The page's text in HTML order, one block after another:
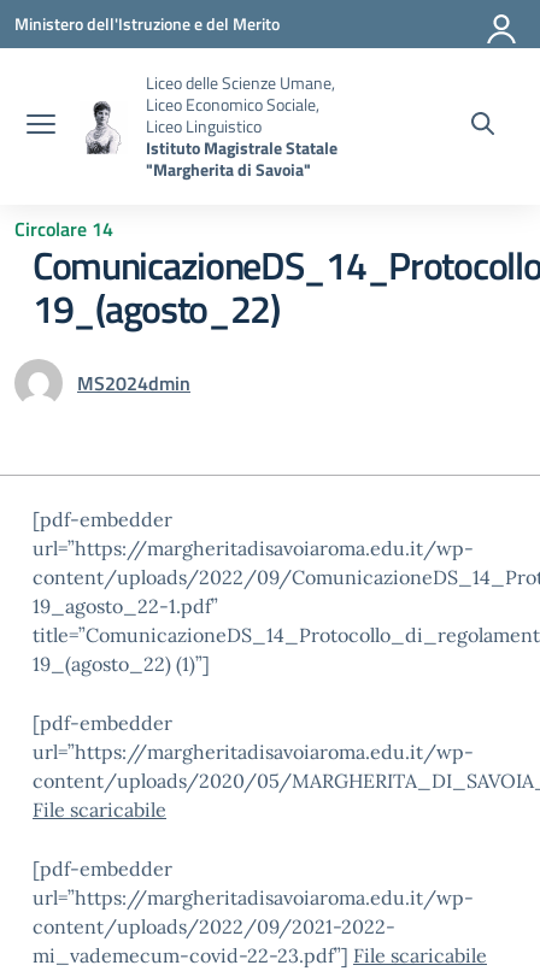
Vai ai contenuti
Vai al menu di navigazione
Vai al footer
Ministero dell'Istruzione e del Merito
Liceo delle Scienze Umane,
Liceo Economico Sociale,
Liceo Linguistico
Istituto Magistrale Statale
"Margherita di Savoia"
Circolare 14
19_(agosto_22)
MS2024dmin
[pdf-embedder
url=”https://margheritadisavoiaroma.edu.it/wp-
content/uploads/2022/09/
19_agosto_22-1.pdf”
19_(agosto_22) (1)”]
[pdf-embedder
url=”https://margheritadisavoiaroma.edu.it/wp-
content/uploads/2020/05/
File scaricabile
[pdf-embedder
url=”https://margheritadisavoiaroma.edu.it/wp-
content/uploads/2022/09/2021-2022-
mi_vademecum-covid-22-23.pdf”] File scaricabile